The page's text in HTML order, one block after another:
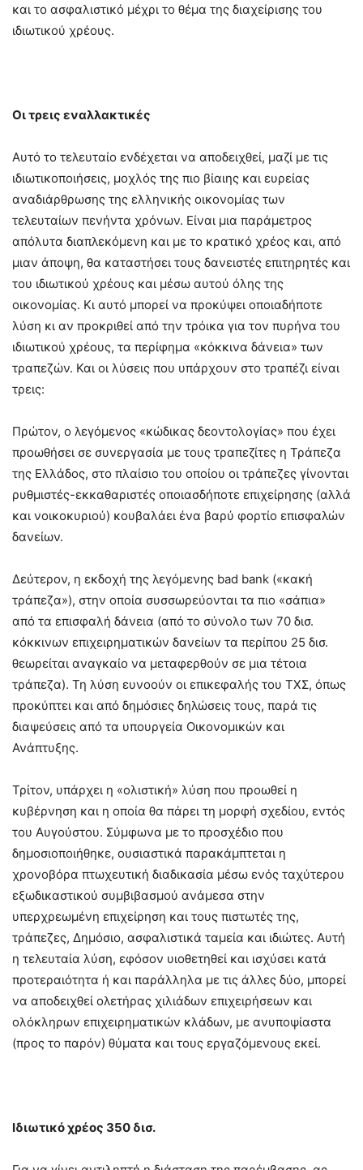
και το ασφαλιστικό μέχρι το θέμα της διαχείρισης του
ιδιωτικού χρέους.
Οι τρεις εναλλακτικές
Αυτό το τελευταίο ενδέχεται να αποδειχθεί, μαζί με τις
ιδιωτικοποιήσεις, μοχλός της πιο βίαιης και ευρείας
αναδιάρθρωσης της ελληνικής οικονομίας των
τελευταίων πενήντα χρόνων. Είναι μια παράμετρος
απόλυτα διαπλεκόμενη και με το κρατικό χρέος και, από
μιαν άποψη, θα καταστήσει τους δανειστές επιτηρητές και
του ιδιωτικού χρέους και μέσω αυτού όλης της
οικονομίας. Κι αυτό μπορεί να προκύψει οποιαδήποτε
λύση κι αν προκριθεί από την τρόικα για τον πυρήνα του
ιδιωτικού χρέους, τα περίφημα «κόκκινα δάνεια» των
τραπεζών. Και οι λύσεις που υπάρχουν στο τραπέζι είναι
τρεις:
Πρώτον, ο λεγόμενος «κώδικας δεοντολογίας» που έχει
προωθήσει σε συνεργασία με τους τραπεζίτες η Τράπεζα
της Ελλάδος, στο πλαίσιο του οποίου οι τράπεζες γίνονται
ρυθμιστές-εκκαθαριστές οποιασδήποτε επιχείρησης (αλλά
και νοικοκυριού) κουβαλάει ένα βαρύ φορτίο επισφαλών
δανείων.
Δεύτερον, η εκδοχή της λεγόμενης bad bank («κακή
τράπεζα»), στην οποία συσσωρεύονται τα πιο «σάπια»
από τα επισφαλή δάνεια (από το σύνολο των 70 δισ.
κόκκινων επιχειρηματικών δανείων τα περίπου 25 δισ.
θεωρείται αναγκαίο να μεταφερθούν σε μια τέτοια
τράπεζα). Τη λύση ευνοούν οι επικεφαλής του ΤΧΣ, όπως
προκύπτει και από δημόσιες δηλώσεις τους, παρά τις
διαψεύσεις από τα υπουργεία Οικονομικών και
Ανάπτυξης.
Τρίτον, υπάρχει η «ολιστική» λύση που προωθεί η
κυβέρνηση και η οποία θα πάρει τη μορφή σχεδίου, εντός
του Αυγούστου. Σύμφωνα με το προσχέδιο που
δημοσιοποιήθηκε, ουσιαστικά παρακάμπτεται η
χρονοβόρα πτωχευτική διαδικασία μέσω ενός ταχύτερου
εξωδικαστικού συμβιβασμού ανάμεσα στην
υπερχρεωμένη επιχείρηση και τους πιστωτές της,
τράπεζες, Δημόσιο, ασφαλιστικά ταμεία και ιδιώτες. Αυτή
η τελευταία λύση, εφόσον υιοθετηθεί και ισχύσει κατά
προτεραιότητα ή και παράλληλα με τις άλλες δύο, μπορεί
να αποδειχθεί ολετήρας χιλιάδων επιχειρήσεων και
ολόκληρων επιχειρηματικών κλάδων, με ανυποψίαστα
(προς το παρόν) θύματα και τους εργαζόμενους εκεί.
Ιδιωτικό χρέος 350 δισ.